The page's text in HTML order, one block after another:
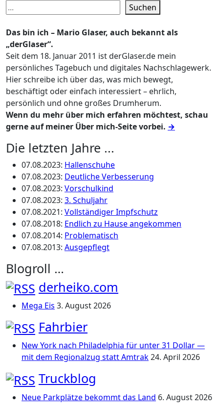
Suchen
Das bin ich – Mario Glaser, auch bekannt als
„derGlaser“.
Seit dem 18. Januar 2011 ist derGlaser.de mein
persönliches Tagebuch und digitales Nachschlagewerk.
Hier schreibe ich über das, was mich bewegt,
beschäftigt oder einfach interessiert – ehrlich,
persönlich und ohne großes Drumherum.
Wenn du mehr über mich erfahren möchtest, schau
gerne auf meiner Über mich-Seite vorbei. →
Die letzten Jahre ...
07.08.2023: Hallenschuhe
07.08.2023: Deutliche Verbesserung
07.08.2023: Vorschulkind
07.08.2023: 3. Schuljahr
07.08.2021: Vollständiger Impfschutz
07.08.2018: Endlich zu Hause angekommen
07.08.2014: Problematisch
07.08.2013: Ausgepflegt
Blogroll …
derheiko.com
Mega Eis 3. August 2026
Fahrbier
New York nach Philadelphia für unter 31 Dollar —
mit dem Regionalzug statt Amtrak24. April 2026
Truckblog
Neue Parkplätze bekommt das Land 6. August 2026